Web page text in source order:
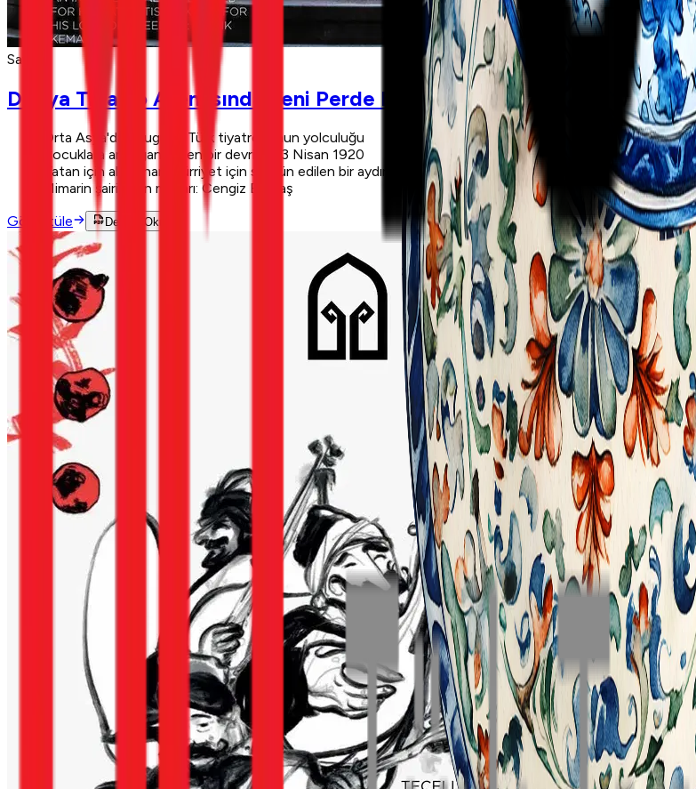
Sayı 10
Dünya Tiyatro Arenasında Yeni Perde Eski Senaryo
Orta Asya'dan bugüne Türk tiyatrosunun yolculuğu
Çocuklara armağan edilen bir devrim: 23 Nisan 1920
Vatan için alkışlanan, hürriyet için sürgün edilen bir aydın: Namık Kemal
Mimarin şairi, şiirin mimarı: Cengiz Bektaş
Görüntüle
Dergiyi Oku